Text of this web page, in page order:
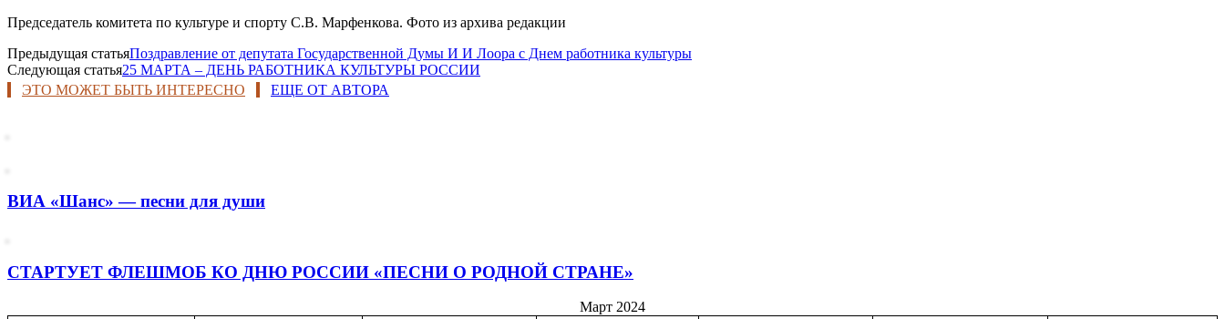
Председатель комитета по культуре и спорту С.В. Марфенкова. Фото из архива редакции
Предыдущая статьяПоздравление от депутата Государственной Думы И И Лоора с Днем работника культуры
Следующая статья25 МАРТА – ДЕНЬ РАБОТНИКА КУЛЬТУРЫ РОССИИ
ЭТО МОЖЕТ БЫТЬ ИНТЕРЕСНО
ЕЩЕ ОТ АВТОРА
ВИА «Шанс» — песни для души
СТАРТУЕТ ФЛЕШМОБ КО ДНЮ РОССИИ «ПЕСНИ О РОДНОЙ СТРАНЕ»
Март 2024